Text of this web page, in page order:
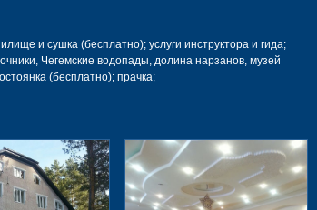
и сушка (бесплатно); услуги инструктора и гида;
Чегемские водопады, долина нарзанов, музей
(бесплатно); прачка;